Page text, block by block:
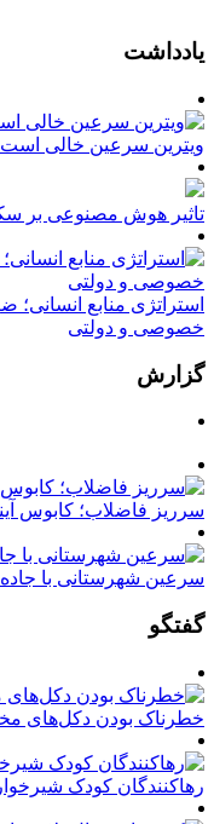
یادداشت
ویترین سرعین خالی
تاثیر هوش مصنوعی بر
استراتژی منابع
خصوصی و دولتی
گزارش
سرریز فاضلاب؛ کابوس
سرعین شهرستانی با
گفتگو
خطرناک بودن دکل‌های
رهاکنندگان کودک